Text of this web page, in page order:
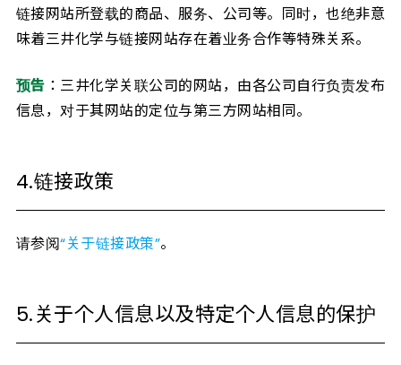
链接网站所登载的商品、服务、公司等。同时，也绝非意
味着三井化学与链接网站存在着业务合作等特殊关系。
预告 ：三井化学关联公司的网站，由各公司自行负责发布
信息，对于其网站的定位与第三方网站相同。
4.链接政策
请参阅“关于链接政策”。
5.关于个人信息以及特定个人信息的保护